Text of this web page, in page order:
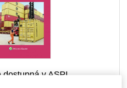
dostupná v ASPI